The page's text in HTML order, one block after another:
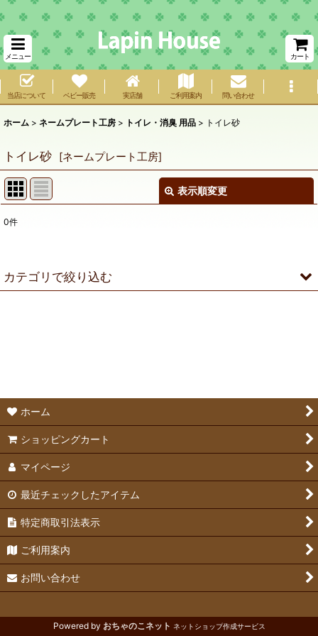
メニュー カート
当店について ベビー販売 実店舗 ご利用案内 問い合わせ
ホーム > ネームプレート工房 > トイレ・消臭 用品 > トイレ砂
トイレ砂 [ネームプレート工房]
表示順変更
0件
カテゴリで絞り込む
ペットシーツ
除菌・消臭剤
ホーム
ショッピングカート
マイページ
最近チェックしたアイテム
特定商取引法表示
ご利用案内
お問い合わせ
Powered by おちゃのこネット ネットショップ作成サービス